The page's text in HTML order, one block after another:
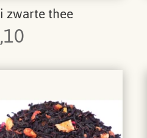
zwarte thee